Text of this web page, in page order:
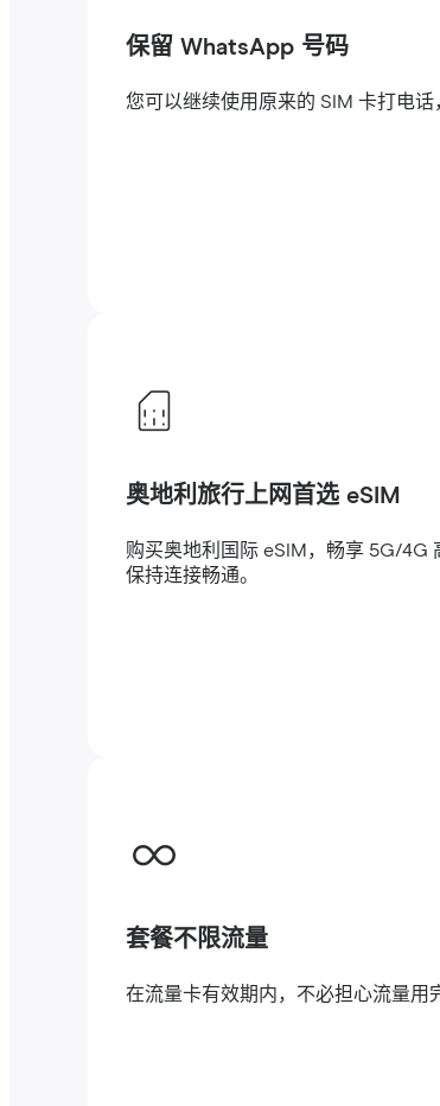
保留 WhatsApp 号码
您可以继续使用原来的 SIM 卡打电
奥地利旅行上网首选 eSIM
购买奥地利国际 eSIM，畅享 5G/4G
保持连接畅通。
套餐不限流量
在流量卡有效期内，不必担心流量用